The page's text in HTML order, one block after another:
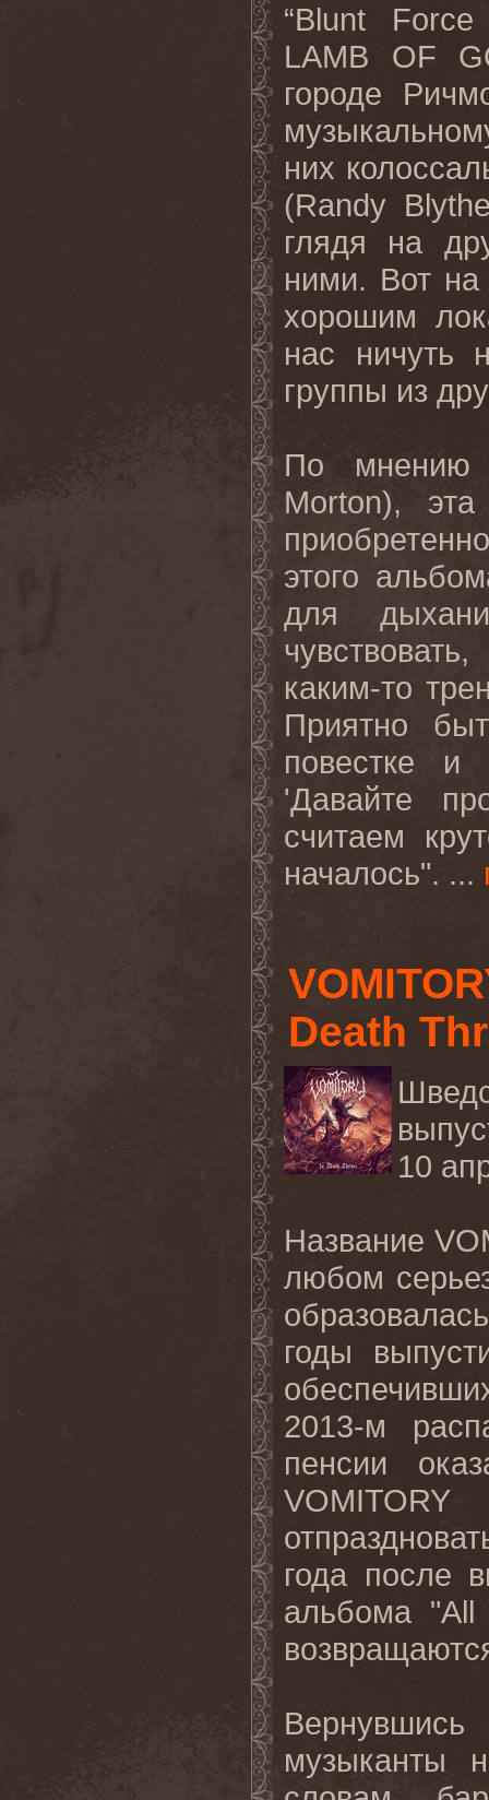
“Blunt
Force
LAMB
OF
городе
них
(Randy
глядя на
ними. Вот на
хорошим
нас ничуть
группы из
По мнению
Morton), эта
этого
для
каким-то
Приятно
повестке и
'Давайте
считаем
началось". ...
Death
10
Название
любом
годы
2013-м
пенсии
VOMITORY
года после
альбома "All
музыканты